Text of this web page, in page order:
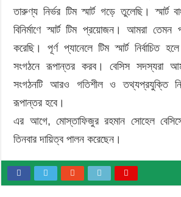
তারুণ্য নির্ভর টিম স্মার্ট গড়ে তুলেছি। স্মার্ট
বিনির্মাণে স্মার্ট টিম প্রয়োজন। আমরা তেমন
করেছি। পূর্ণ প্যানেলে টিম স্মার্ট নির্বাচিত
সংগঠনে রূপান্তর করব। বেসিস সদস্যরা
সংগঠনটি আরও গতিশীল ও তথ্যপ্রযুক্তি
রূপান্তর হবে।
এর আগে, মোস্তাফিজুর রহমান সোহেল বেসিসের
তিনবার দায়িত্ব পালন করেছেন।